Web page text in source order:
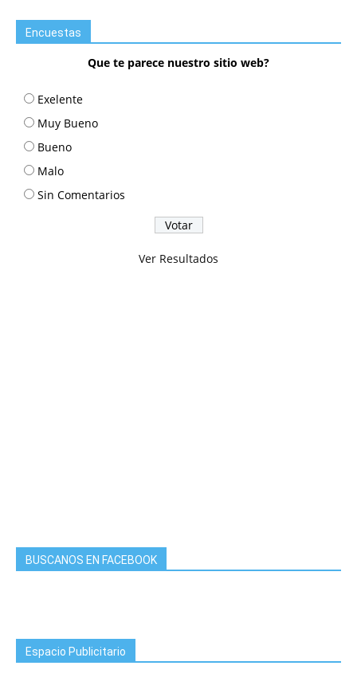
Encuestas
Que te parece nuestro sitio web?
Exelente
Muy Bueno
Bueno
Malo
Sin Comentarios
Ver Resultados
BUSCANOS EN FACEBOOK
Espacio Publicitario